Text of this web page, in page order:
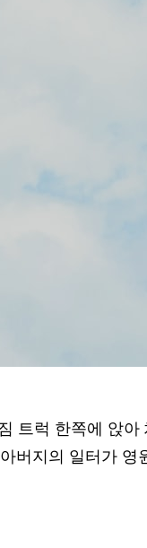
트럭 한쪽에 앉
버지의 일터가